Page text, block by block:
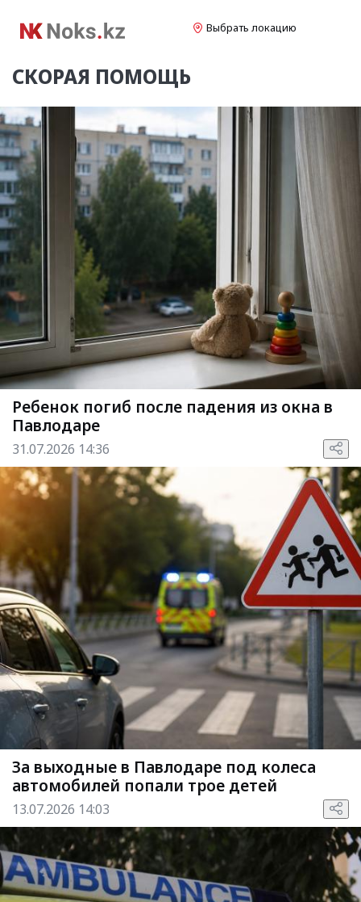
Выбрать локацию
СКОРАЯ ПОМОЩЬ
Ребенок погиб после падения из окна в
Павлодаре
31.07.2026 14:36
За выходные в Павлодаре под колеса
автомобилей попали трое детей
13.07.2026 14:03